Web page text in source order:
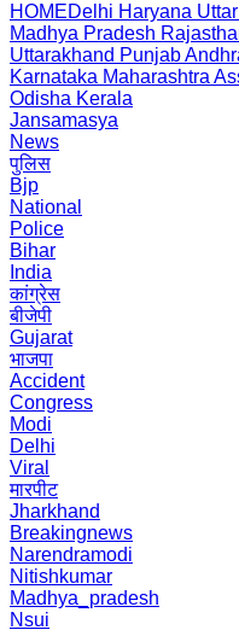
HOMEDelhi Haryana
Madhya Pradesh
Uttarakhand Punjab
Karnataka Maharashtra
Odisha Kerala
Jansamasya
News
पुलिस
Bjp
National
Police
Bihar
India
कांग्रेस
बीजेपी
Gujarat
भाजपा
Accident
Congress
Modi
Delhi
Viral
मारपीट
Jharkhand
Breakingnews
Narendramodi
Nitishkumar
Madhya_pradesh
Nsui